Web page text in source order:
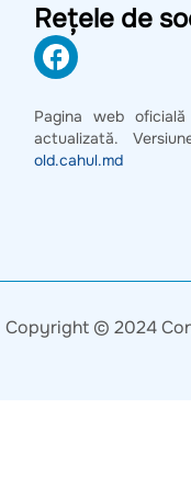
Rețele de
Pagina web
actualizată.
old.cahul.md
Copyright © 2024